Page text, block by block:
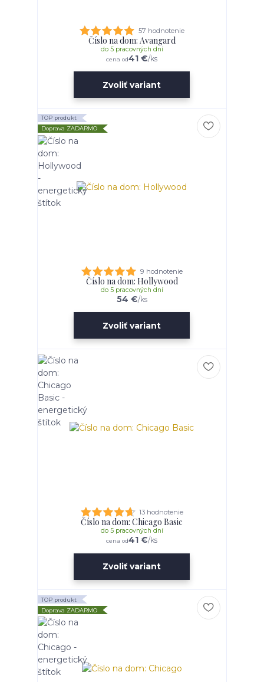
57 hodnotenie
Číslo na dom: Avangard
cena od41 €/ks
do 5 pracovných dní
Zvoliť variant
TOP produkt
Doprava ZADARMO
9 hodnotenie
Číslo na dom: Hollywood
54 €/ks
do 5 pracovných dní
Zvoliť variant
13 hodnotenie
Číslo na dom: Chicago Basic
cena od41 €/ks
do 5 pracovných dní
Zvoliť variant
TOP produkt
Doprava ZADARMO